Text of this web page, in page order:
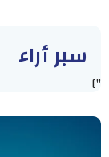
سبر أراء
"]